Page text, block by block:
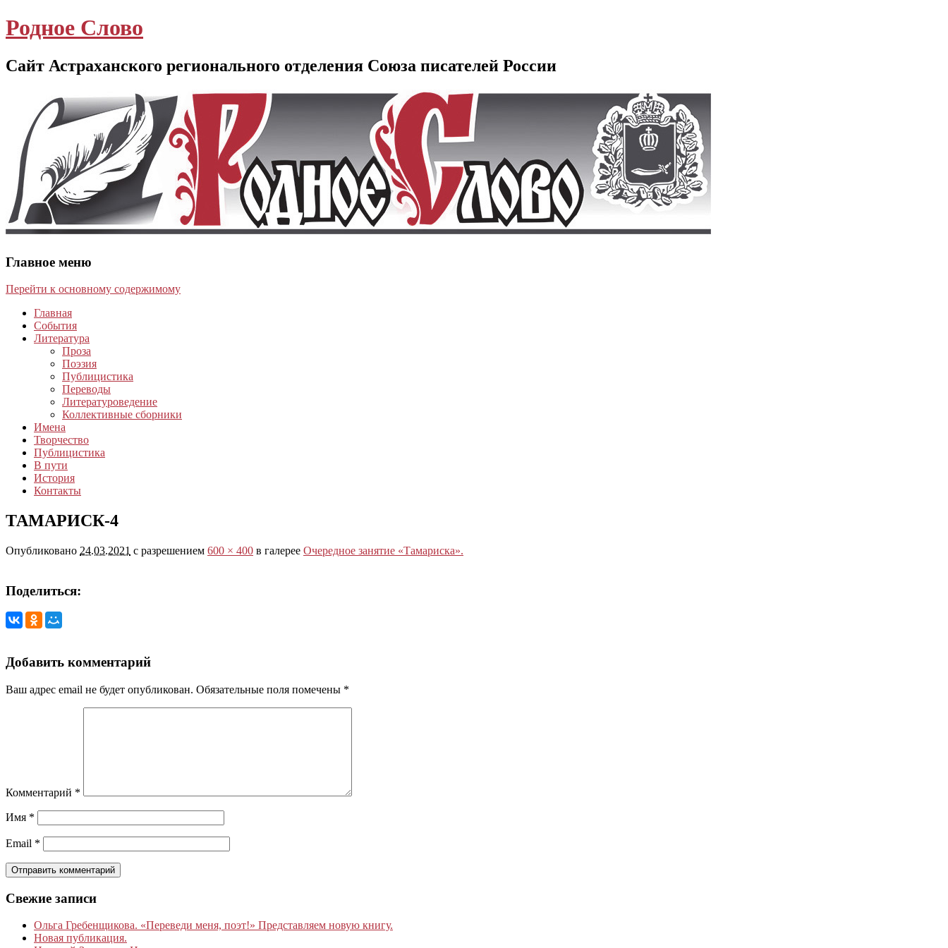
Родное Слово
Сайт Астраханского регионального отделения Союза писателей России
Главное меню
Перейти к основному содержимому
Главная
События
Литература
Проза
Поэзия
Публицистика
Переводы
Литературоведение
Коллективные сборники
Имена
Творчество
Публицистика
В пути
История
Контакты
ТАМАРИСК-4
Опубликовано 24.03.2021 с разрешением 600 × 400 в галерее Очередное занятие «Тамариска».
Поделиться:
Добавить комментарий
Ваш адрес email не будет опубликован. Обязательные поля помечены *
Комментарий *
Имя *
Email *
Свежие записи
Ольга Гребенщикова. «Переведи меня, поэт!» Представляем новую книгу.
Новая публикация.